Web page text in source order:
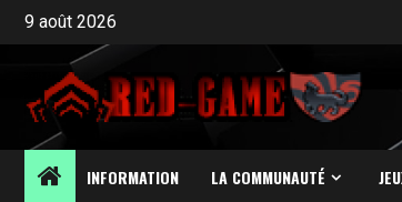
Aller9 août 2026
INFORMATION LA COMMUNAUTÉ